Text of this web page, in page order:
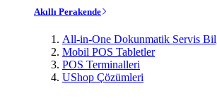
Akıllı Perakende
All-in-One Dokunmatik Servis
Mobil POS Tabletler
POS Terminalleri
UShop Çözümleri